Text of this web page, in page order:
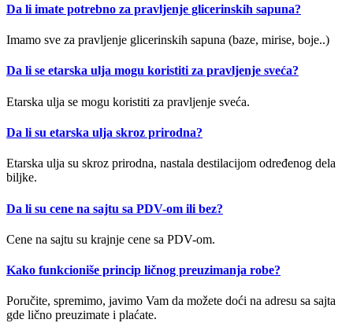
Da li imate potrebno za pravljenje glicerinskih sapuna?
Imamo sve za pravljenje glicerinskih sapuna (baze, mirise, boje..)
Da li se etarska ulja mogu koristiti za pravljenje sveća?
Etarska ulja se mogu koristiti za pravljenje sveća.
Da li su etarska ulja skroz prirodna?
Etarska ulja su skroz prirodna, nastala destilacijom određenog dela
biljke.
Da li su cene na sajtu sa PDV-om ili bez?
Cene na sajtu su krajnje cene sa PDV-om.
Kako funkcioniše princip ličnog preuzimanja robe?
Poručite, spremimo, javimo Vam da možete doći na adresu sa sajta
gde lično preuzimate i plaćate.